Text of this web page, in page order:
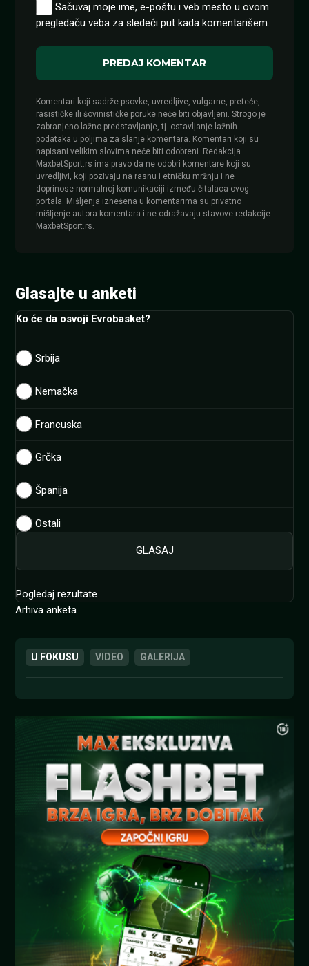
Sačuvaj moje ime, e-poštu i veb mesto u ovom
pregledaču veba za sledeći put kada komentarišem.
Komentari koji sadrže psovke, uvredljive, vulgarne, preteće,
rasističke ili šovinističke poruke neće biti objavljeni. Strogo je
zabranjeno lažno predstavljanje, tj. ostavljanje lažnih
podataka u poljima za slanje komentara. Komentari koji su
napisani velikim slovima neće biti odobreni. Redakcija
MaxbetSport.rs ima pravo da ne odobri komentare koji su
uvredljivi, koji pozivaju na rasnu i etničku mržnju i ne
doprinose normalnoj komunikaciji između čitalaca ovog
portala. Mišljenja iznešena u komentarima su privatno
mišljenje autora komentara i ne odražavaju stavove redakcije
MaxbetSport.rs.
Glasajte u anketi
Ko će da osvoji Evrobasket?
Srbija
Nemačka
Francuska
Grčka
Španija
Ostali
Pogledaj rezultate
Arhiva anketa
U FOKUSU VIDEO GALERIJA